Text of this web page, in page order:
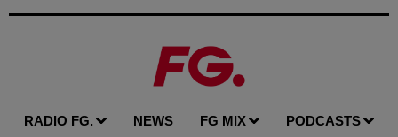
RADIO FG. NEWS FG MIX PODCASTS